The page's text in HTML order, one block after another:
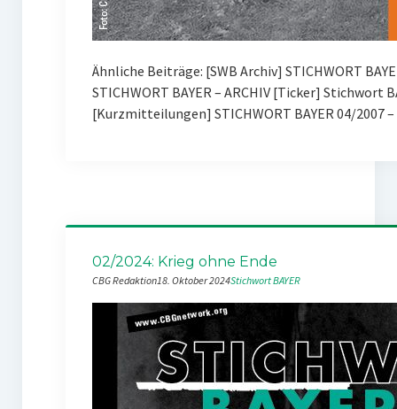
Ähnliche Beiträge: [SWB Archiv] STICHWORT
STICHWORT BAYER – ARCHIV [Ticker] Stichwort
[Kurzmitteilungen] STICHWORT BAYER 04/2007
02/2024: Krieg ohne Ende
CBG Redaktion18. Oktober 2024Stichwort BAYER